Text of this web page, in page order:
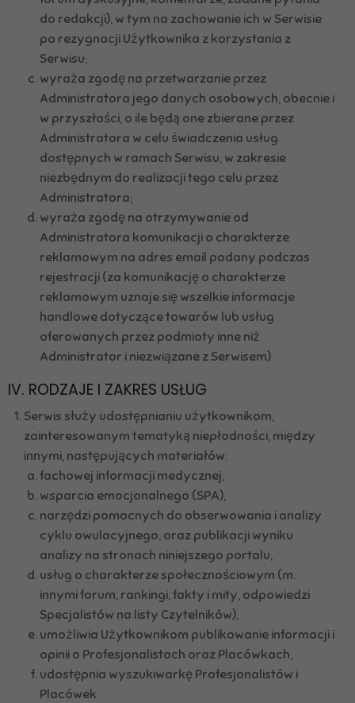
do redakcji), w tym na zachowanie ich w Serwisie
po rezygnacji Użytkownika z korzystania z
Serwisu;
wyraża zgodę na przetwarzanie przez
Administratora jego danych osobowych, obecnie i
w przyszłości, o ile będą one zbierane przez
Administratora w celu świadczenia usług
dostępnych w ramach Serwisu, w zakresie
niezbędnym do realizacji tego celu przez
Administratora;
wyraża zgodę na otrzymywanie od
Administratora komunikacji o charakterze
reklamowym na adres email podany podczas
rejestracji (za komunikację o charakterze
reklamowym uznaje się wszelkie informacje
handlowe dotyczące towarów lub usług
oferowanych przez podmioty inne niż
Administrator i niezwiązane z Serwisem)
IV. RODZAJE I ZAKRES USŁUG
Serwis służy udostępnianiu użytkownikom,
zainteresowanym tematyką niepłodności, między
innymi, następujących materiałów:
fachowej informacji medycznej,
wsparcia emocjonalnego (SPA),
narzędzi pomocnych do obserwowania i analizy
cyklu owulacyjnego, oraz publikacji wyniku
analizy na stronach niniejszego portalu,
usług o charakterze społecznościowym (m.
innymi forum, rankingi, fakty i mity, odpowiedzi
Specjalistów na listy Czytelników),
umożliwia Użytkownikom publikowanie informacji i
opinii o Profesjonalistach oraz Placówkach,
udostępnia wyszukiwarkę Profesjonalistów i
Placówek